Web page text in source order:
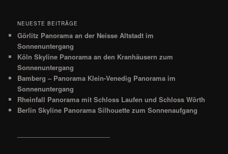
NEUESTE BEITRÄGE
Görlitz Panorama an der Neisse Altstadt im
Sonnenuntergang
Köln Skyline Panorama an den Kranhäusern zum
Sonnenuntergang
Bamberg – Panorama Klein-Venedig Panorama im
Sonnenuntergang
Rheinfall Panorama mit Schloss Laufen und Schloss Wörth
Berlin Skyline Panorama Silhouette zum Sonnenaufgang